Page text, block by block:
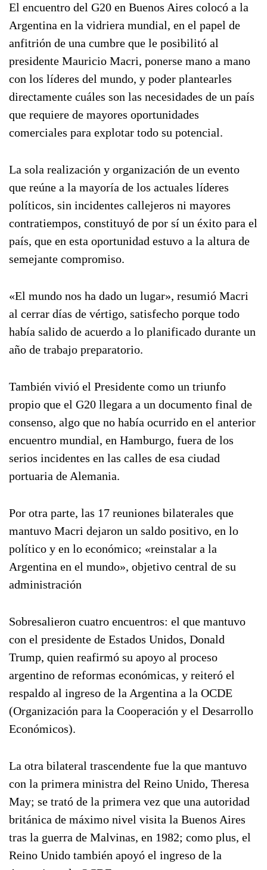
El encuentro del G20 en Buenos Aires colocó a la
Argentina en la vidriera mundial, en el papel de
anfitrión de una cumbre que le posibilitó al
presidente Mauricio Macri, ponerse mano a mano
con los líderes del mundo, y poder plantearles
directamente cuáles son las necesidades de un país
que requiere de mayores oportunidades
comerciales para explotar todo su potencial.
La sola realización y organización de un evento
que reúne a la mayoría de los actuales líderes
políticos, sin incidentes callejeros ni mayores
contratiempos, constituyó de por sí un éxito para el
país, que en esta oportunidad estuvo a la altura de
semejante compromiso.
«El mundo nos ha dado un lugar», resumió Macri
al cerrar días de vértigo, satisfecho porque todo
había salido de acuerdo a lo planificado durante un
año de trabajo preparatorio.
También vivió el Presidente como un triunfo
propio que el G20 llegara a un documento final de
consenso, algo que no había ocurrido en el anterior
encuentro mundial, en Hamburgo, fuera de los
serios incidentes en las calles de esa ciudad
portuaria de Alemania.
Por otra parte, las 17 reuniones bilaterales que
mantuvo Macri dejaron un saldo positivo, en lo
político y en lo económico; «reinstalar a la
Argentina en el mundo», objetivo central de su
administración
Sobresalieron cuatro encuentros: el que mantuvo
con el presidente de Estados Unidos, Donald
Trump, quien reafirmó su apoyo al proceso
argentino de reformas económicas, y reiteró el
respaldo al ingreso de la Argentina a la OCDE
(Organización para la Cooperación y el Desarrollo
Económicos).
La otra bilateral trascendente fue la que mantuvo
con la primera ministra del Reino Unido, Theresa
May; se trató de la primera vez que una autoridad
británica de máximo nivel visita la Buenos Aires
tras la guerra de Malvinas, en 1982; como plus, el
Reino Unido también apoyó el ingreso de la